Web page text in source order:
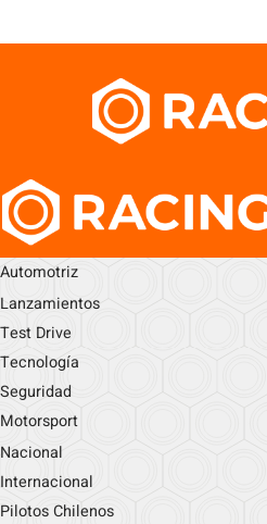
Automotriz
Lanzamientos
Test Drive
Tecnología
Seguridad
Motorsport
Nacional
Internacional
Pilotos Chilenos